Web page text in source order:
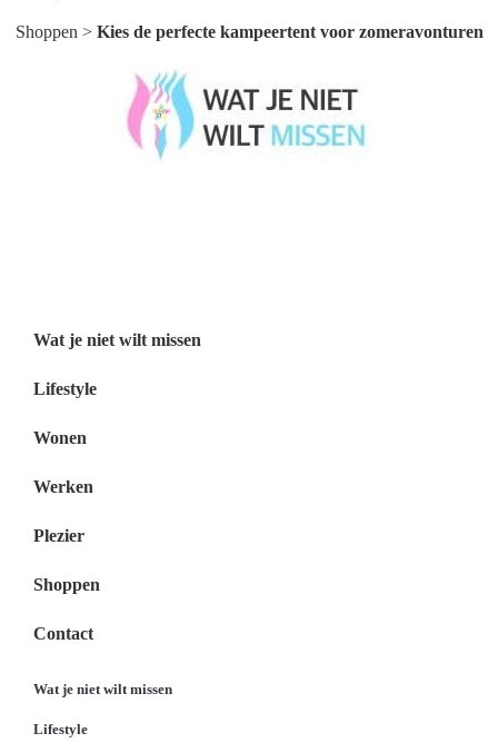
Shoppen > Kies de perfecte kampeertent voor zomeravonturen
Wat je niet wilt missen
Lifestyle
Wonen
Werken
Plezier
Shoppen
Contact
Wat je niet wilt missen
Lifestyle